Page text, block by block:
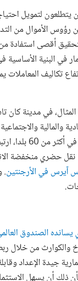
لتمويل
رؤوس الأموال من
أقصى استفادة من
في البنية الأساسية
تكاليف
في مدينة كان
والمالية
للظروف المناخية القاسية.
تطوير شبكة نقل حضري
آيرس في الأرجنتين.
يسانده الصندوق
والكوارث من خلال
جيدة الإعداد
أن يسهل